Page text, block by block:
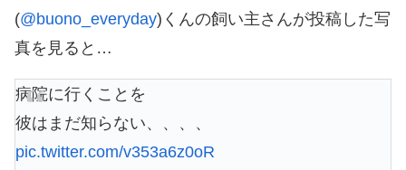
(@buono_everyday)くんの飼い主さんが投稿した写
真を見ると…
病院に行くことを
彼はまだ知らない、、、、
pic.twitter.com/v353a6z0oR